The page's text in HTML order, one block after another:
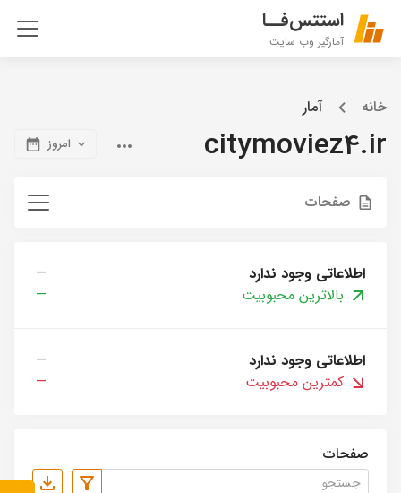
استتس‌فــا
آمارگیر وب سایت
خانه آمار
citymoviez4.ir امروز
صفحات
اطلاعاتی وجود ندارد
—
بالاترین محبوبیت
—
اطلاعاتی وجود ندارد
—
کمترین محبوبیت
—
صفحات